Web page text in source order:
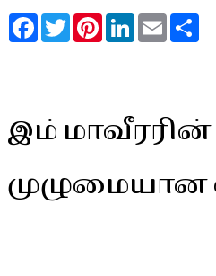
FacebookTwitterPinterestLinkedInEmail
இம் மாவீரரின்
முழுமையான